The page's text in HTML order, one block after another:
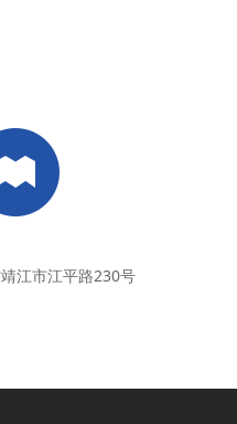
靖江市江平路230号